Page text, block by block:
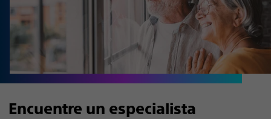
Encuentre un especialista